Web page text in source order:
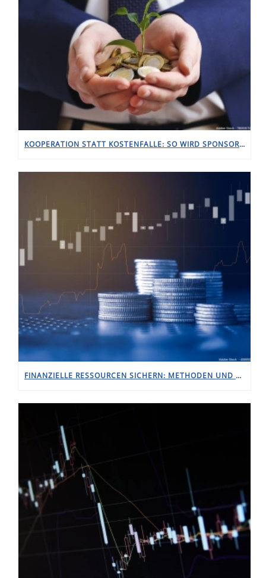
KOOPERATION STATT KOSTENFALLE: SO WIRD SPONSORING ZUM INVESTMENT
FINANZIELLE RESSOURCEN SICHERN: METHODEN UND BEST PRACTICES ZUR KAPITALBESCHAFFUNG FÜR UNTERNEHMEN